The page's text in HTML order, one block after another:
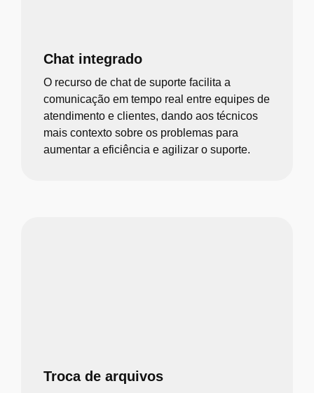
Chat integrado
O recurso de chat de suporte facilita a
comunicação em tempo real entre equipes de
atendimento e clientes, dando aos técnicos
mais contexto sobre os problemas para
aumentar a eficiência e agilizar o suporte.
Troca de arquivos